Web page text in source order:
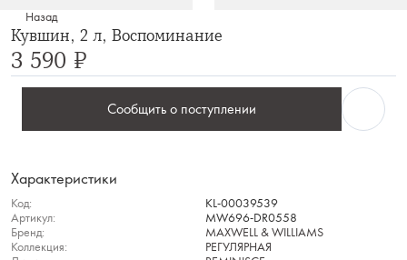
Назад
Кувшин, 2 л, Воспоминание
3 590 ₽
Сообщить о поступлении
Характеристики
Код:
KL-00039539
Артикул:
MW696-DR0558
Бренд:
MAXWELL & WILLIAMS
Коллекция:
РЕГУЛЯРНАЯ